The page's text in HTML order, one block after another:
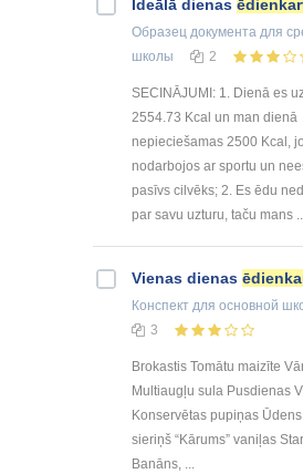
Ideālā dienas
Образец документа для
школы
2
SECINĀJUMI: 1. Dienā es
2554.73 Kcal un man dienā
nepieciešamas 2500 Kcal, jo
nodarbojos ar sportu un
pasīvs cilvēks; 2. Es ēdu
par savu uzturu, taču mans
Vienas dienas
Конспект для основной
3
Brokastis Tomātu maizīte
Multiaugļu sula Pusdienas
Konservētas pupiņas
sieriņš “Kārums” vaniļas
Banāns, ...